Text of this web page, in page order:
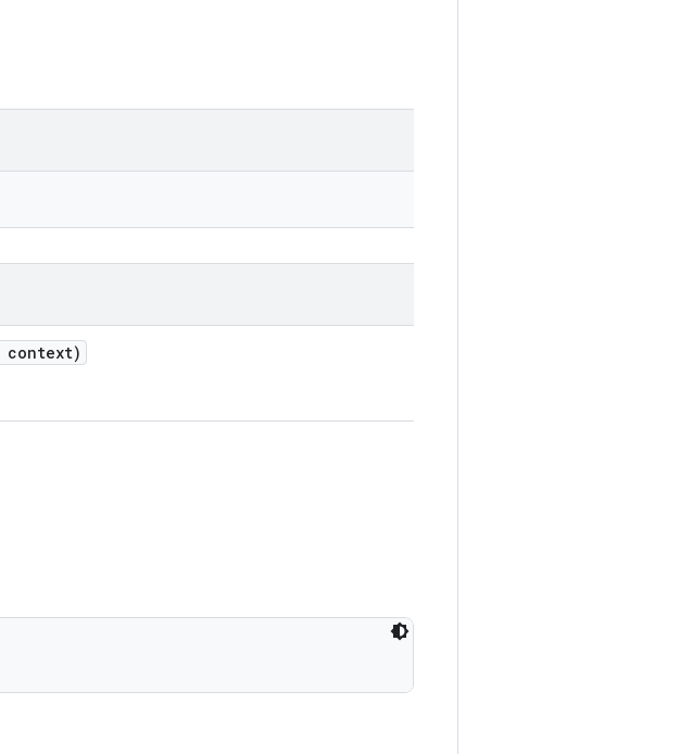
context)